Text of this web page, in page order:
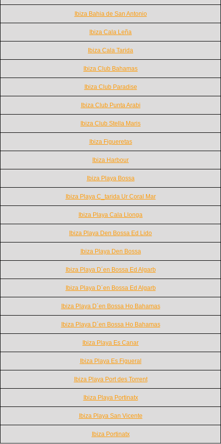
Ibiza Bahia de San Antonio
Ibiza Cala Leña
Ibiza Cala Tarida
Ibiza Club Bahamas
Ibiza Club Paradise
Ibiza Club Punta Arabi
Ibiza Club Stella Maris
Ibiza Figueretas
Ibiza Harbour
Ibiza Playa Bossa
Ibiza Playa C_tarida Ur Coral Mar
Ibiza Playa Cala Llonga
Ibiza Playa Den Bossa Ed Lido
Ibiza Playa Den Bossa
Ibiza Playa D´en Bossa Ed Algarb
Ibiza Playa D´en Bossa Ed Algarb
Ibiza Playa D´en Bossa Ho Bahamas
Ibiza Playa D´en Bossa Ho Bahamas
Ibiza Playa Es Canar
Ibiza Playa Es Figueral
Ibiza Playa Port des Torrent
Ibiza Playa Portinatx
Ibiza Playa San Vicente
Ibiza Portinatx